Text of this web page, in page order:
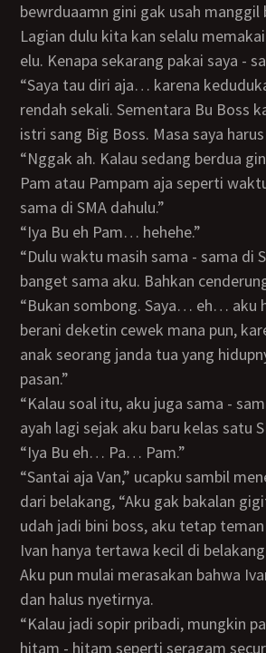
bewrduaamn gini gak usah manggil
Lagian dulu kita kan selalu
elu. Kenapa sekarang pakai saya -
“Saya tau diri aja… karena kedudukan saya sekarang
rendah sekali. Sementara Bu Boss
istri sang Big Boss. Masa saya
“Nggak ah. Kalau sedang berdua gini, panggil aku
Pam atau Pampam aja seperti
sama di SMA dahulu.”
“Iya Bu eh Pam… hehehe.”
“Dulu waktu masih sama - sama di SMA, kamu cuek
banget sama aku. Bahkan
“Bukan sombong. Saya… eh… aku hanya tau diri, gak
berani deketin cewek mana pun,
anak seorang janda tua yang
pasan.”
“Kalau soal itu, aku juga sama - sama tidak punya
ayah lagi sejak aku baru kelas satu
“Iya Bu eh… Pa… Pam.”
“Santai aja Van,” ucapku sambil menepuk bahunya
dari belakang, “Aku gak bakalan
udah jadi bini boss, aku tetap
Ivan hanya tertawa kecil di belakang setir mobilku.
Aku pun mulai merasakan bahwa
dan halus nyetirnya.
“Kalau jadi sopir pribadi, mungkin pakaiannya harus
hitam - hitam seperti seragam